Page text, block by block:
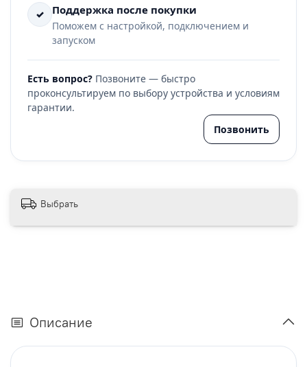
✓ Поддержка после покупки
Поможем с настройкой, подключением и
запуском
Есть вопрос? Позвоните — быстро
проконсультируем по выбору устройства и условиям
гарантии.
Позвонить
Выбрать
Описание